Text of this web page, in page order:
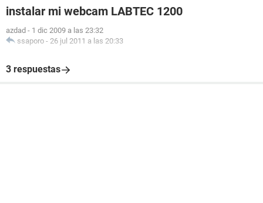
instalar mi webcam LABTEC 1200
azdad - 1 dic 2009 a las 23:32
ssaporo - 26 jul 2011 a las 20:33
3 respuestas